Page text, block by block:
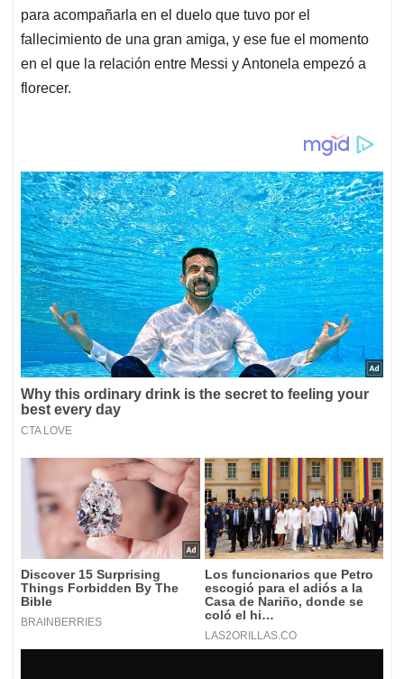
para acompañarla en el duelo que tuvo por el
fallecimiento de una gran amiga, y ese fue el momento
en el que la relación entre Messi y Antonela empezó a
florecer.